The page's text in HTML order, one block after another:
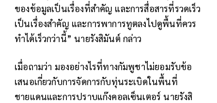
ของข้อมูลเป็นเรื่องที่สำคัญ และการสื่อสารที่รวดเร็ว
เป็นเรื่องสำคัญ และการพาการทูตลงไปดูพื้นที่ควร
ทำได้เร็วกว่านี้” นายรังสิมันต์ กล่าว
เมื่อถามว่า มองอย่างไรที่ทางกัมพูชาไม่ยอมรับข้อ
เสนอเกี่ยวกับการจัดการกับทุ่นระเบิดในพื้นที่
ชายแดนและการปราบแก๊งคอลเซ็นเตอร์ นายรังสิ